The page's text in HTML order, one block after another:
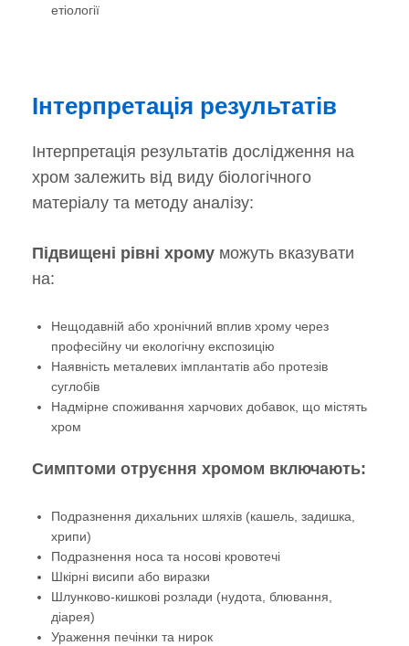
етіології
Інтерпретація результатів
Інтерпретація результатів дослідження на
хром залежить від виду біологічного
матеріалу та методу аналізу:
Підвищені рівні хрому можуть вказувати
на:
Нещодавній або хронічний вплив хрому через
професійну чи екологічну експозицію
Наявність металевих імплантатів або протезів
суглобів
Надмірне споживання харчових добавок, що містять
хром
Симптоми отруєння хромом включають:
Подразнення дихальних шляхів (кашель, задишка,
хрипи)
Подразнення носа та носові кровотечі
Шкірні висипи або виразки
Шлунково-кишкові розлади (нудота, блювання,
діарея)
Ураження печінки та нирок